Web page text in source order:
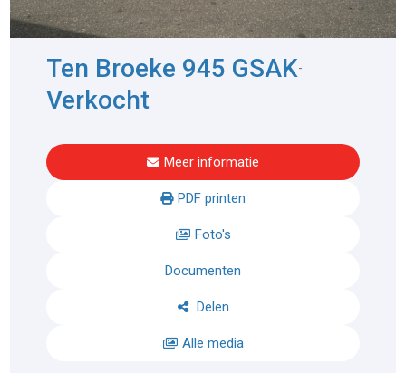
Ten Broeke 945 GSAK-
Verkocht
Meer informatie
PDF printen
Foto's
Documenten
Delen
Alle media